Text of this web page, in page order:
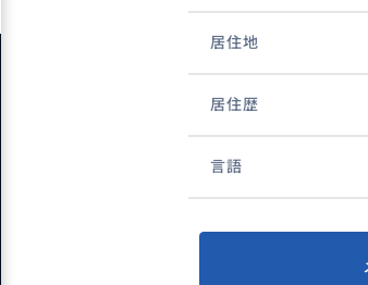
居住地
居住歴
言語